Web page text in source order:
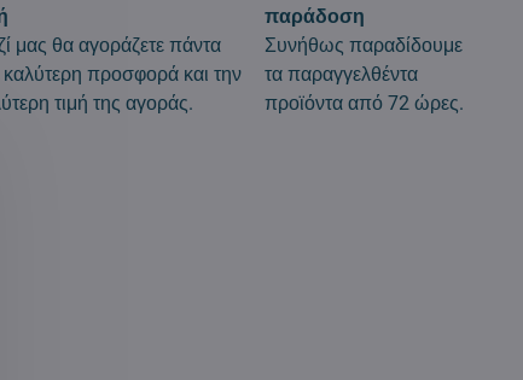
μας θα αγοράζετε πάντα
καλύτερη προσφορά και την
τιμή της αγοράς.
παράδοση
Συνήθως παραδίδουμε
τα παραγγελθέντα
προϊόντα από 72 ώρες.